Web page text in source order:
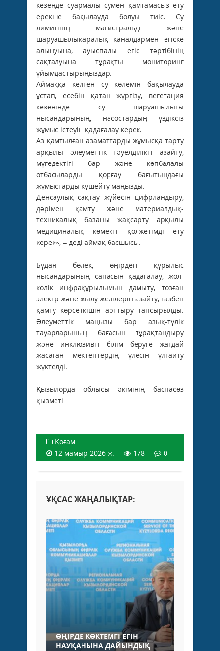
кезеңде суармалы сумен қамтамасыз ету
ерекше бақылауда болуы тиіс. Су
лимитінің магистральді және
шаруашылықаралық каналдармен егіске
алынуына, ауыспалы егіс тәртібінің
сақталуына тұрақты мониторинг
ұйымдастырыңыздар.
Аймаққа келген су көлемін бақылауда
ұстап, есебін қатаң жүргізу, вегетация
кезеңінде су шаруашылығы
нысандарының, насостардың үздіксіз
жұмыс істеуін қадағалау керек.
Аз қамтылған азаматтарды жұмысқа тарту
арқылы әлеуметтік тәуелділікті азайту,
мүгедектігі бар және көпбалалы
отбасыларды қорғау бағытындағы
жұмыстарды күшейту маңызды.
Денсаулық сақтау жүйесін цифрландыру,
дәрімен қамту және материалдық-
техникалық базаны жақсарту арқылы
медициналық көмекті қолжетімді ету
керек», – деді аймақ басшысы.
Бұдан бөлек, өңірдегі құрылыс
нысандарының сапасын қадағалау, жол-
көлік инфрақұрылымын дамыту, тозған
электр және жылу желілерін азайту, газбен
қамту көрсеткішін арттыру тапсырылды.
Әлеуметтік маңызы бар азық-түлік
тауарларының бағасын тұрақтандыру
және инклюзивті білім беруге жағдай
жасаған мектептердің үлесін ұлғайту
жүктелді.
Қызылорда облысы әкімінің баспасөз
қызметі
Қоғам
12 мамыр 2026 ж.
178 0
ҰҚСАС ЖАҢАЛЫҚТАР:
ӨҢІРДЕ КӨКТЕМГІ ЕГІН
НАУҚАНЫНА ДАЙЫНДЫҚ